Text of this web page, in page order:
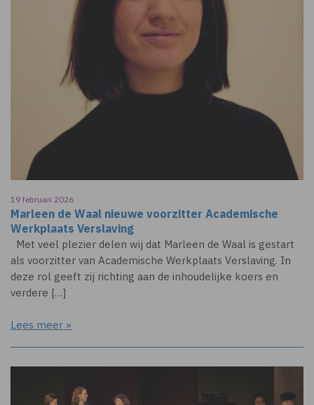
19 februari 2026
Marleen de Waal nieuwe voorzitter Academische
Werkplaats Verslaving
Met veel plezier delen wij dat Marleen de Waal is gestart
als voorzitter van Academische Werkplaats Verslaving. In
deze rol geeft zij richting aan de inhoudelijke koers en
verdere […]
Lees meer »